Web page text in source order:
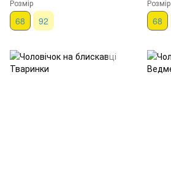
Розмір
68 92
Розмір
68